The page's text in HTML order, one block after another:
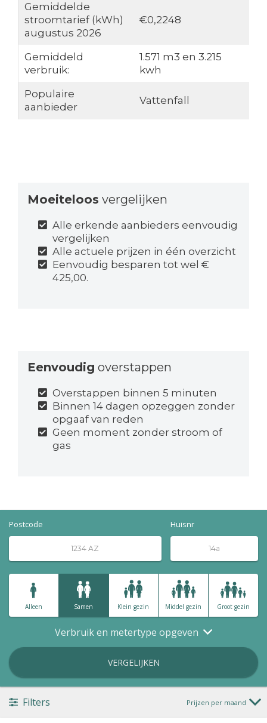
Gemiddelde
stroomtarief (kWh)
augustus 2026
€0,2248
Gemiddeld
verbruik:
1.571 m3 en 3.215
kwh
Populaire
aanbieder
Vattenfall
Moeiteloos vergelijken
Alle erkende aanbieders eenvoudig
vergelijken
Alle actuele prijzen in één overzicht
Eenvoudig besparen tot wel €
425,00.
Eenvoudig overstappen
Overstappen binnen 5 minuten
Binnen 14 dagen opzeggen zonder
opgaaf van reden
Geen moment zonder stroom of
gas
Postcode Huisnr
Alleen Samen Klein gezin Middel gezin Groot gezin
Verbruik en metertype opgeven
VERGELIJKEN
Filters Prijzen per maand